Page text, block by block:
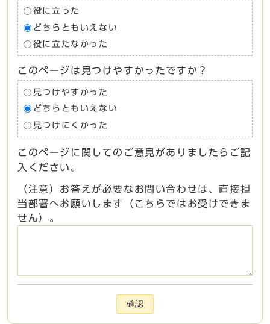
役に立った
どちらともいえない
役に立たなかった
このページは見つけやすかったですか？
見つけやすかった
どちらともいえない
見つけにくかった
このページに関してのご意見がありましたらご記
入ください。
（注意）お答えが必要なお問い合わせは、直接担
当部署へお願いします（こちらではお受けできま
せん）。
確認